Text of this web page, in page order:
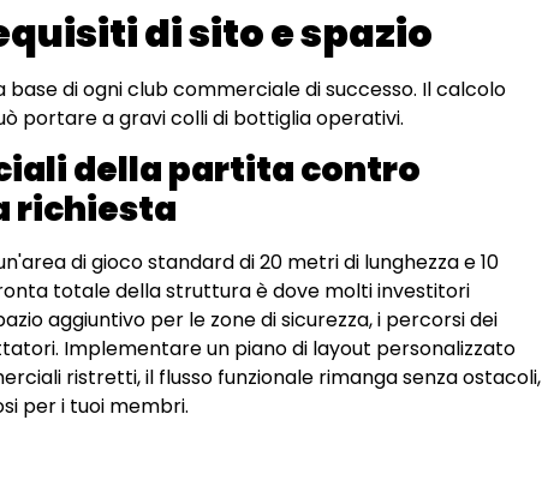
di sito e spazio
base di ogni club commerciale di successo. Il calcolo
portare a gravi colli di bottiglia operativi.
della partita contro
richiesta
di gioco standard di 20 metri di lunghezza e 10
totale della struttura è dove molti investitori
aggiuntivo per le zone di sicurezza, i percorsi dei
Implementare un piano di layout personalizzato
ristretti, il flusso funzionale rimanga senza ostacoli,
per i tuoi membri.